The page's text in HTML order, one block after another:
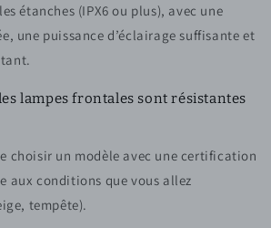
étanches (IPX6 ou plus), avec une
une puissance d’éclairage suffisante et
lampes frontales sont résistantes
choisir un modèle avec une certification
aux conditions que vous allez
tempête).